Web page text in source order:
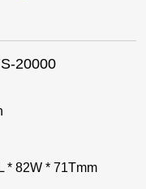
20000
* 82W * 71Tmm